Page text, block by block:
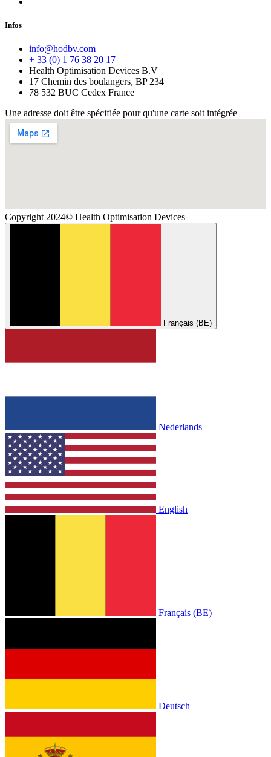
Infos
info@hodbv.com
+ 33 (0) 1 76 38 20 17
Health Optimisation Devices B.V
17 Chemin des boulangers, BP 234
78 532 BUC Cedex France
Une adresse doit être spécifiée pour qu'une carte soit intégrée
Copyright 2024© Health Optimisation Devices
Français (BE)
Nederlands
English
Français (BE)
Deutsch